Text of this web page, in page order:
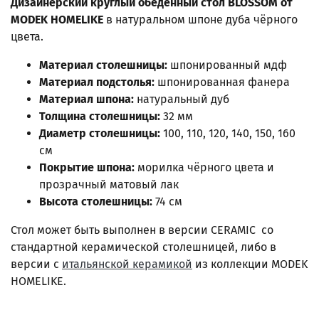
MODEK HOMELIKE в натуральном шпоне дуба чёрного
цвета.
Материал столешницы: шпонированный мдф
Материал подстолья: шпонированная фанера
Материал шпона: натуральный дуб
Толщина столешницы: 32 мм
Диаметр столешницы: 100, 110, 120, 140, 150, 160
см
Покрытие шпона: морилка чёрного цвета и
прозрачный матовый лак
Высота столешницы: 74 см
Стол может быть выполнен в версии CERAMIC со
стандартной керамической столешницей, либо в
версии с итальянской керамикой из коллекции MODEK
HOMELIKE.